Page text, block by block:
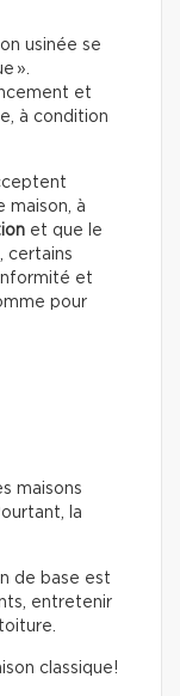
usinée se
».
et
à condition
maison, à
et que le
certains
et
pour
maisons
la
de base est
entretenir
classique!